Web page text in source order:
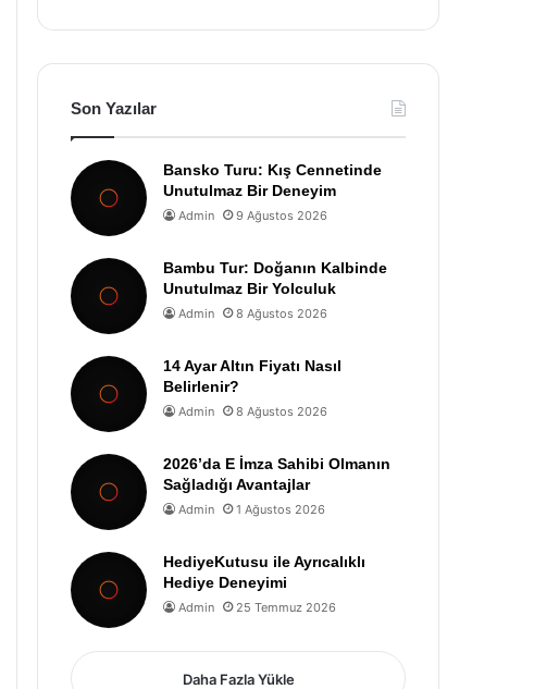
Son Yazılar
Bansko Turu: Kış Cennetinde
Unutulmaz Bir Deneyim
Admin 9 Ağustos 2026
Bambu Tur: Doğanın Kalbinde
Unutulmaz Bir Yolculuk
Admin 8 Ağustos 2026
14 Ayar Altın Fiyatı Nasıl
Belirlenir?
Admin 8 Ağustos 2026
2026’da E İmza Sahibi Olmanın
Sağladığı Avantajlar
Admin 1 Ağustos 2026
HediyeKutusu ile Ayrıcalıklı
Hediye Deneyimi
Admin 25 Temmuz 2026
Daha Fazla Yükle